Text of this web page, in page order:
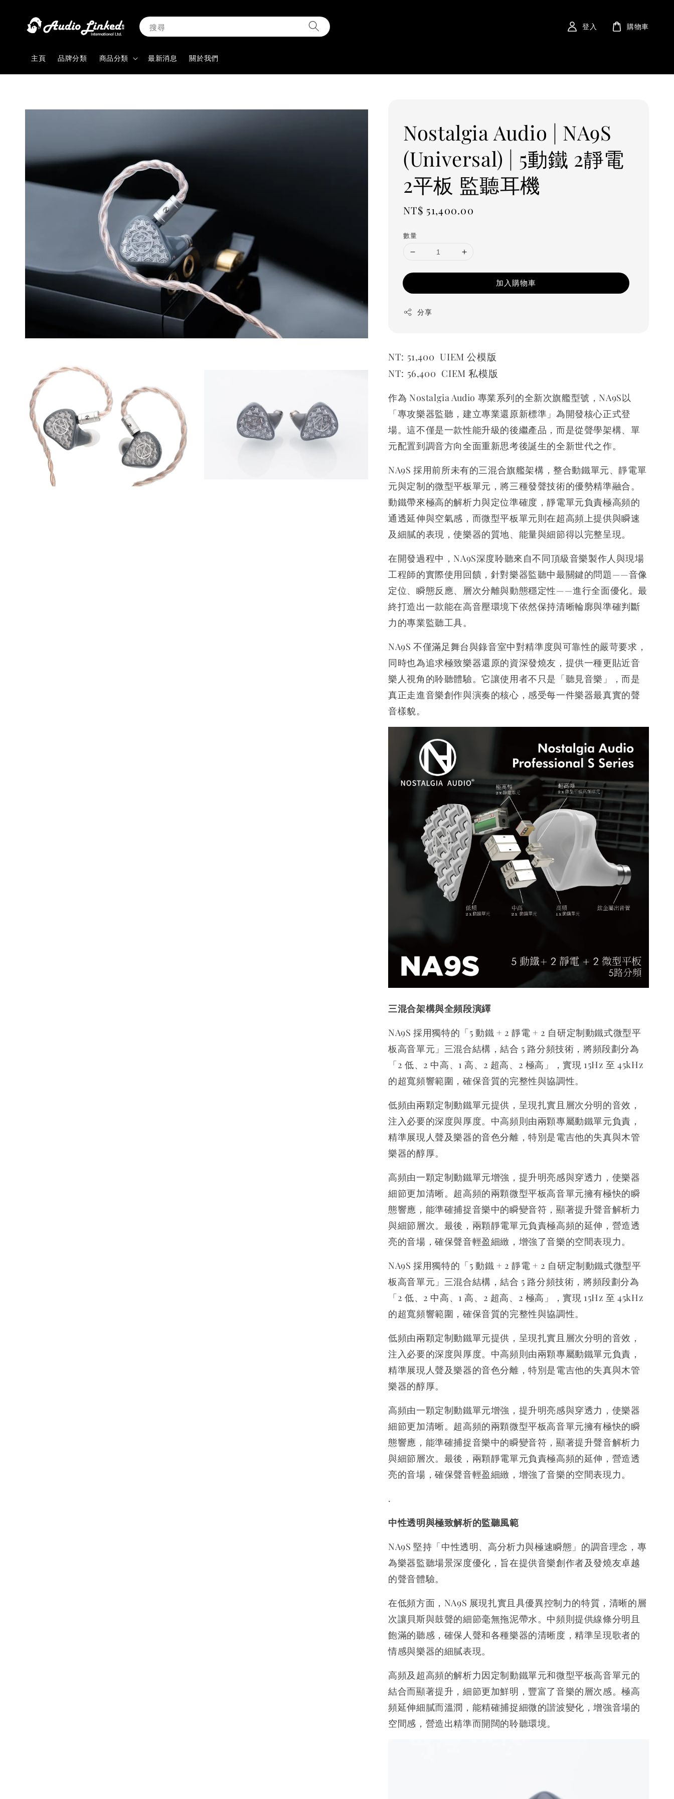
搜尋
主頁 品牌分類 商品分類 最新消息 關於我們
登入 購物車
Nostalgia Audio | NA9S
(Universal) | 5動鐵 2靜電
2平板 監聽耳機
Regular
NT$ 51,400.00
數量
加入購物車
分享
NT: 51,400 UIEM 公模版
NT: 56,400 CIEM 私模版
作為 Nostalgia Audio 專業系列的全新次旗艦型號，NA9S以
「專攻樂器監聽，建立專業還原新標準」為開發核心正式登
場。這不僅是一款性能升級的後繼產品，而是從聲學架構、單
元配置到調音方向全面重新思考後誕生的全新世代之作。
NA9S 採用前所未有的三混合旗艦架構，整合動鐵單元、靜電單
元與定制的微型平板單元，將三種發聲技術的優勢精準融合。
動鐵帶來極高的解析力與定位準確度，靜電單元負責極高頻的
通透延伸與空氣感，而微型平板單元則在超高頻上提供與瞬速
及細膩的表現，使樂器的質地、能量與細節得以完整呈現。
在開發過程中，NA9S深度聆聽來自不同頂級音樂製作人與現場
工程師的實際使用回饋，針對樂器監聽中最關鍵的問題——音像
定位、瞬態反應、層次分離與動態穩定性——進行全面優化。最
終打造出一款能在高音壓環境下依然保持清晰輪廓與準確判斷
力的專業監聽工具。
NA9S 不僅滿足舞台與錄音室中對精準度與可靠性的嚴苛要求，
同時也為追求極致樂器還原的資深發燒友，提供一種更貼近音
樂人視角的聆聽體驗。它讓使用者不只是「聽見音樂」，而是
真正走進音樂創作與演奏的核心，感受每一件樂器最真實的聲
音樣貌。
三混合架構與全頻段演繹
NA9S 採用獨特的「5 動鐵 + 2 靜電 + 2 自研定制動鐵式微型平
板高音單元」三混合結構，結合 5 路分頻技術，將頻段劃分為
「2 低、2 中高、1 高、2 超高、2 極高」，實現 15Hz 至 45kHz
的超寬頻響範圍，確保音質的完整性與協調性。
低頻由兩顆定制動鐵單元提供，呈現扎實且層次分明的音效，
注入必要的深度與厚度。中高頻則由兩顆專屬動鐵單元負責，
精準展現人聲及樂器的音色分離，特別是電吉他的失真與木管
樂器的醇厚。
高頻由一顆定制動鐵單元增強，提升明亮感與穿透力，使樂器
細節更加清晰。超高頻的兩顆微型平板高音單元擁有極快的瞬
態響應，能準確捕捉音樂中的瞬變音符，顯著提升聲音解析力
與細節層次。最後，兩顆靜電單元負責極高頻的延伸，營造透
亮的音場，確保聲音輕盈細緻，增強了音樂的空間表現力。
NA9S 採用獨特的「5 動鐵 + 2 靜電 + 2 自研定制動鐵式微型平
板高音單元」三混合結構，結合 5 路分頻技術，將頻段劃分為
「2 低、2 中高、1 高、2 超高、2 極高」，實現 15Hz 至 45kHz
的超寬頻響範圍，確保音質的完整性與協調性。
低頻由兩顆定制動鐵單元提供，呈現扎實且層次分明的音效，
注入必要的深度與厚度。中高頻則由兩顆專屬動鐵單元負責，
精準展現人聲及樂器的音色分離，特別是電吉他的失真與木管
樂器的醇厚。
高頻由一顆定制動鐵單元增強，提升明亮感與穿透力，使樂器
細節更加清晰。超高頻的兩顆微型平板高音單元擁有極快的瞬
態響應，能準確捕捉音樂中的瞬變音符，顯著提升聲音解析力
與細節層次。最後，兩顆靜電單元負責極高頻的延伸，營造透
亮的音場，確保聲音輕盈細緻，增強了音樂的空間表現力。
.
中性透明與極致解析的監聽風範
NA9S 堅持「中性透明、高分析力與極速瞬態」的調音理念，專
為樂器監聽場景深度優化，旨在提供音樂創作者及發燒友卓越
的聲音體驗。
在低頻方面，NA9S 展現扎實且具優異控制力的特質，清晰的層
次讓貝斯與鼓聲的細節毫無拖泥帶水。中頻則提供線條分明且
飽滿的聽感，確保人聲和各種樂器的清晰度，精準呈現歌者的
情感與樂器的細膩表現。
高頻及超高頻的解析力因定制動鐵單元和微型平板高音單元的
結合而顯著提升，細節更加鮮明，豐富了音樂的層次感。極高
頻延伸細膩而溫潤，能精確捕捉細微的諧波變化，增強音場的
空間感，營造出精準而開闊的聆聽環境。